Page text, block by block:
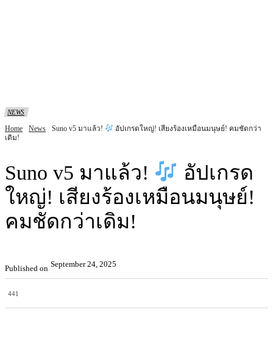
NEWS
Home News Suno v5 มาแล้ว!
อัปเกรดใหญ่! เสียงร้องเหมือนมนุษย์! คมชัดกว่า
เดิม!
Suno v5 มาแล้ว!
อัปเกรด
ใหญ่! เสียงร้องเหมือนมนุษย์!
คมชัดกว่าเดิม!
Published on September 24, 2025
441